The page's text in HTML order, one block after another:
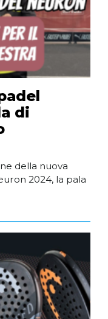
di
della nuova
2024, la pala